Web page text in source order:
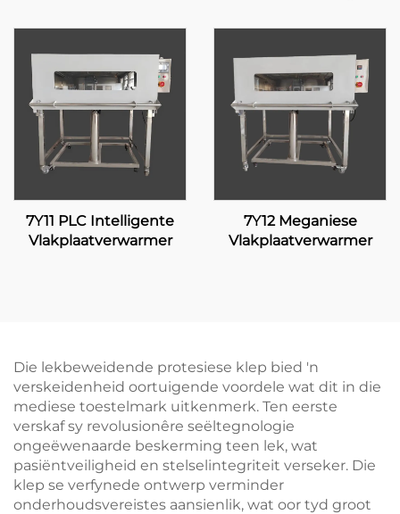
7Y11 PLC Intelligente
Vlakplaatverwarmer
7Y12 Meganiese
Vlakplaatverwarmer
Die lekbeweidende protesiese klep bied 'n
verskeidenheid oortuigende voordele wat dit in die
mediese toestelmark uitkenmerk. Ten eerste
verskaf sy revolusionêre seëltegnologie
ongeëwenaarde beskerming teen lek, wat
pasiëntveiligheid en stelselintegriteit verseker. Die
klep se verfynede ontwerp verminder
onderhoudsvereistes aansienlik, wat oor tyd groot